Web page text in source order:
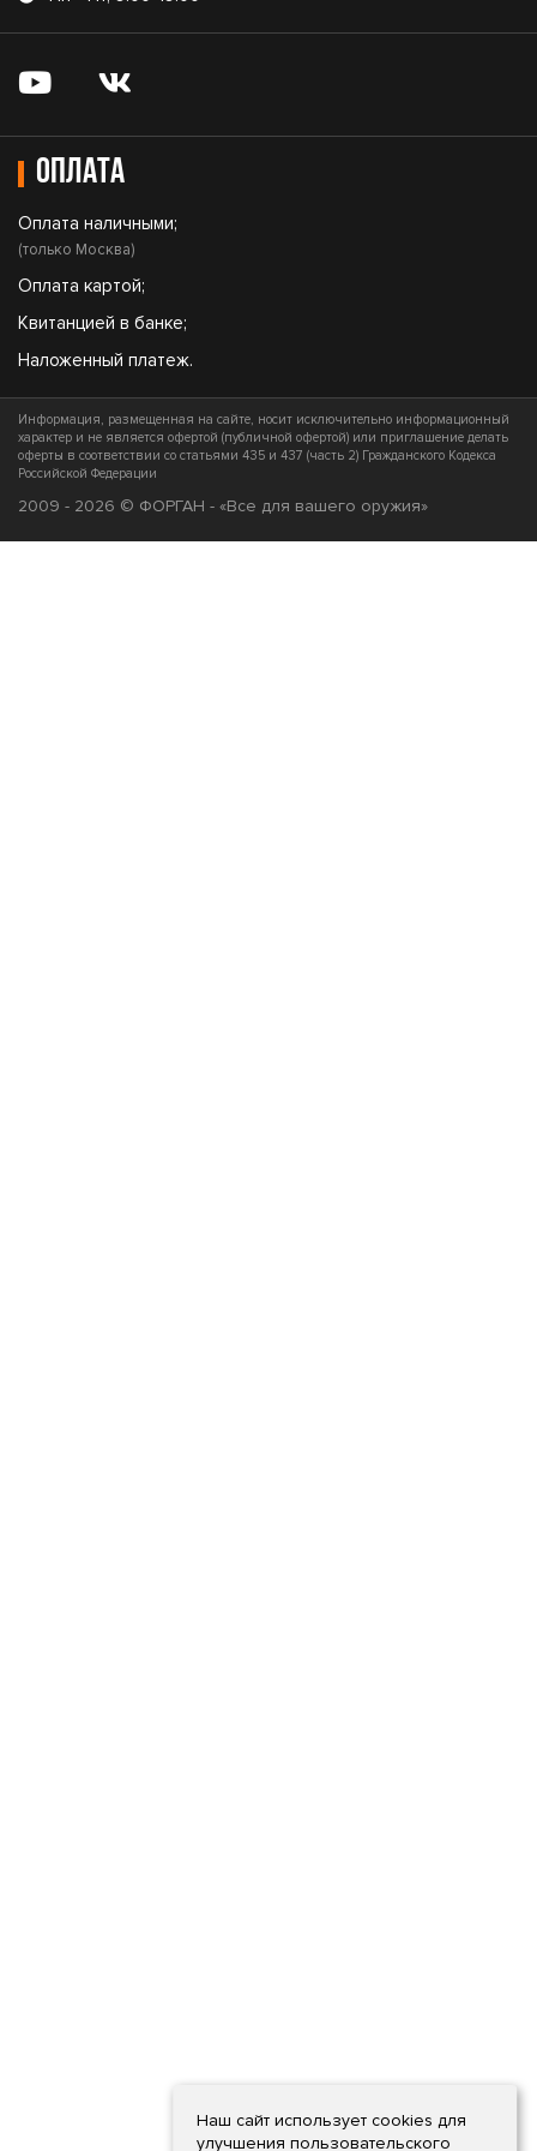
Оплата
Оплата наличными;
(только Москва)
Оплата картой;
Квитанцией в банке;
Наложенный платеж.
Информация, размещенная на сайте, носит исключительно информационный
характер и не является офертой (публичной офертой) или приглашение делать
оферты в соответствии со статьями 435 и 437 (часть 2) Гражданского Кодекса
Российской Федерации
2009 - 2026 © ФОРГАН - «Все для вашего оружия»
Наш сайт использует cookies для
улучшения пользовательского